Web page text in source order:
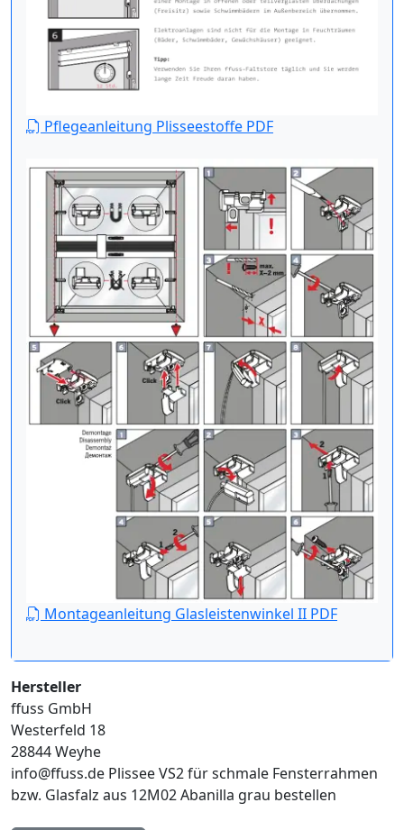
Pflegeanleitung Plisseestoffe PDF
Montageanleitung Glasleistenwinkel II PDF
Hersteller
ffuss GmbH
Westerfeld 18
28844 Weyhe
info@ffuss.de Plissee VS2 für schmale Fensterrahmen
bzw. Glasfalz aus 12M02 Abanilla grau bestellen